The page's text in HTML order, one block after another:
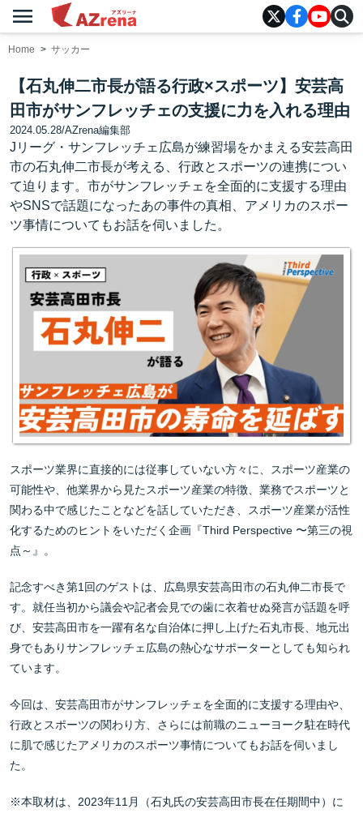
menu
Home サッカー
【石丸伸二市長が語る行政×スポーツ】安芸高
田市がサンフレッチェの支援に力を入れる理由
2024.05.28/AZrena編集部
Jリーグ・サンフレッチェ広島が練習場をかまえる安芸高田
市の石丸伸二市長が考える、行政とスポーツの連携につい
て迫ります。市がサンフレッチェを全面的に支援する理由
やSNSで話題になったあの事件の真相、アメリカのスポー
ツ事情についてもお話を伺いました。
スポーツ業界に直接的には従事していない方々に、スポーツ産業の
可能性や、他業界から見たスポーツ産業の特徴、業務でスポーツと
関わる中で感じたことなどを話していただき、スポーツ産業が活性
化するためのヒントをいただく企画『Third Perspective 〜第三の視
点～』。
記念すべき第1回のゲストは、広島県安芸高田市の石丸伸二市長で
す。就任当初から議会や記者会見での歯に衣着せぬ発言が話題を呼
び、安芸高田市を一躍有名な自治体に押し上げた石丸市長、地元出
身でもありサンフレッチェ広島の熱心なサポーターとしても知られ
ています。
今回は、安芸高田市がサンフレッチェを全面的に支援する理由や、
行政とスポーツの関わり方、さらには前職のニューヨーク駐在時代
に肌で感じたアメリカのスポーツ事情についてもお話を伺いまし
た。
※本取材は、2023年11月（石丸氏の安芸高田市長在任期間中）に